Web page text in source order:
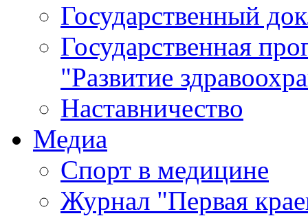
Государственный
Государственная
"Развитие
Наставничество
Медиа
Спорт в медицине
Журнал "Первая